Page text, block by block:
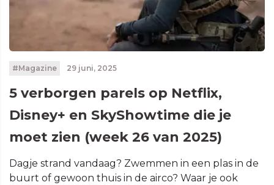
#Magazine 29 juni, 2025
5 verborgen parels op Netflix,
Disney+ en SkyShowtime die je
moet zien (week 26 van 2025)
Dagje strand vandaag? Zwemmen in een plas in de
buurt of gewoon thuis in de airco? Waar je ook